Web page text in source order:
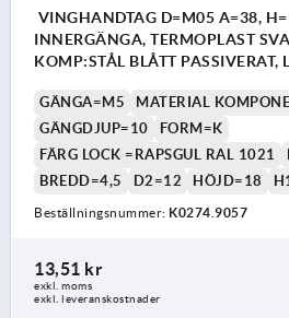
VINGHANDTAG D=M05 A=38,
INNERGÄNGA, TERMOPLAST
KOMP:STÅL BLÅTT PASSIVERAT,
GÄNGA=M5
MATERIAL
GÄNGDJUP=10
FORM=K
FÄRG LOCK =RAPSGUL RAL 1021
BREDD=4,5
D2=12 HÖJD=18
Beställningsnummer: K0274.9057
13,51 kr
exkl. moms
exkl. leveranskostnader